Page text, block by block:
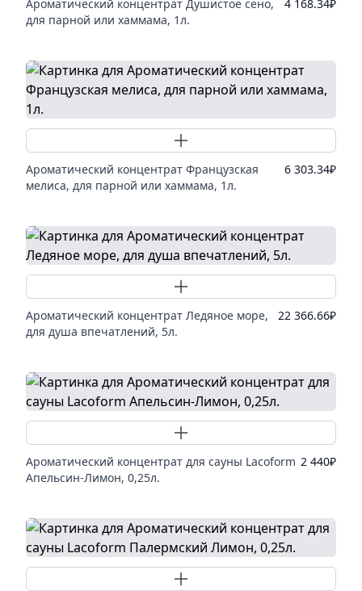
Ароматический концентрат Душистое сено,
для парной или хаммама, 1л.
4 168.34₽
Добавить товар
Ароматический концентрат Французская
мелиса, для парной или хаммама, 1л.
6 303.34₽
Добавить товар
Ароматический концентрат Ледяное море,
для душа впечатлений, 5л.
22 366.66₽
Добавить товар
Ароматический концентрат для сауны Lacoform
Апельсин-Лимон, 0,25л.
2 440₽
Добавить товар